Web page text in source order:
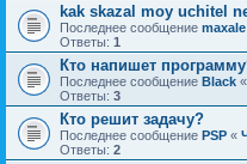
kak skazal moy uchitel
Последнее сообщение maxale
Ответы: 1
Кто напишет
Последнее сообщение Black «
Ответы: 3
Кто решит задачу?
Последнее сообщение PSP «
Ответы: 2